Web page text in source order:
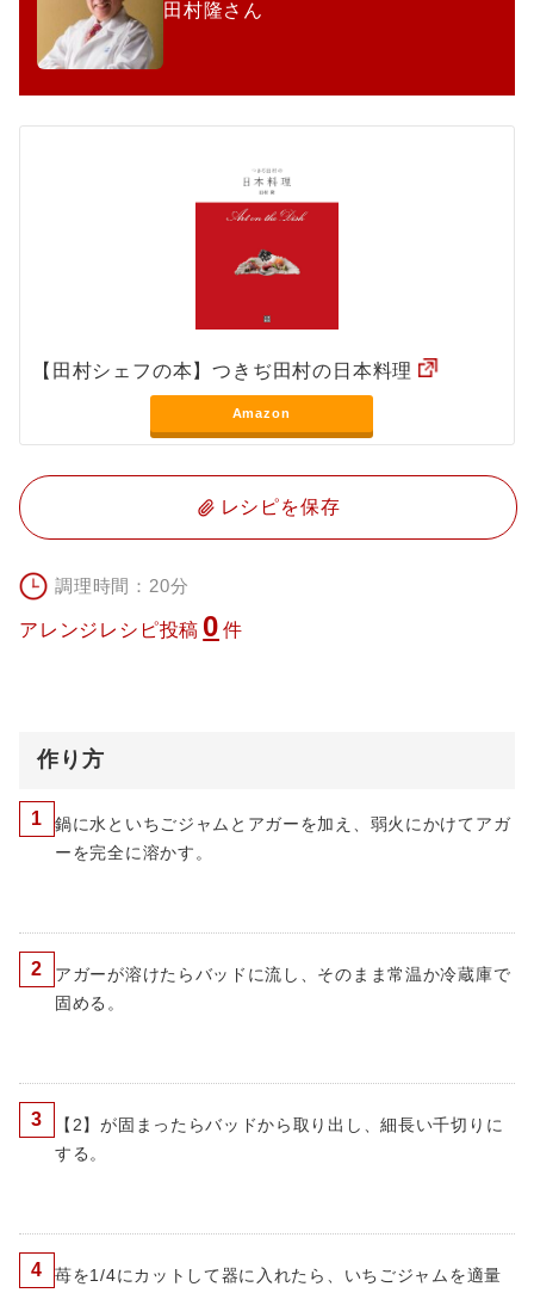
田村隆さん
【田村シェフの本】つきぢ田村の日本料理
Amazon
レシピを保存
調理時間：20分
アレンジレシピ投稿 0 件
作り方
1
鍋に水といちごジャムとアガーを加え、弱火にかけてアガ
ーを完全に溶かす。
2
アガーが溶けたらバッドに流し、そのまま常温か冷蔵庫で
固める。
3
【2】が固まったらバッドから取り出し、細長い千切りに
する。
4
苺を1/4にカットして器に入れたら、いちごジャムを適量